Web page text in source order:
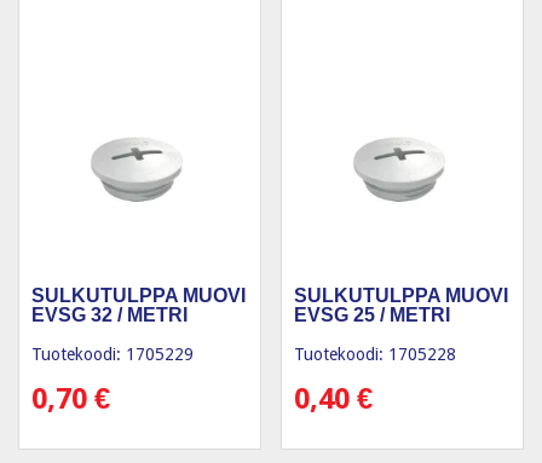
SULKUTULPPA MUOVI
EVSG 32 / METRI
Tuotekoodi: 1705229
0,70 €
SULKUTULPPA MUOVI
EVSG 25 / METRI
Tuotekoodi: 1705228
0,40€